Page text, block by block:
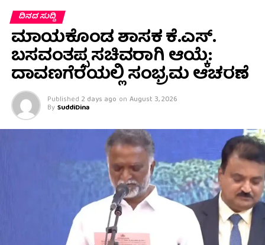
ದಿನದ ಸುದ್ದಿ
ಮಾಯಕೊಂಡ ಶಾಸಕ ಕೆ.ಎಸ್.
ಬಸವಂತಪ್ಪ ಸಚಿವರಾಗಿ ಆಯ್ಕೆ:
ದಾವಣಗೆರೆಯಲ್ಲಿ ಸಂಭ್ರಮ ಆಚರಣೆ
Published 2 days ago on August 3, 2026
By SuddiDina